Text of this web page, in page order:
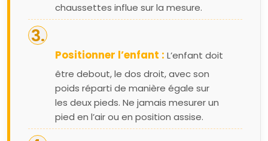
chaussettes influe sur la mesure.
Positionner l’enfant : L’enfant doit
être debout, le dos droit, avec son
poids réparti de manière égale sur
les deux pieds. Ne jamais mesurer un
pied en l’air ou en position assise.